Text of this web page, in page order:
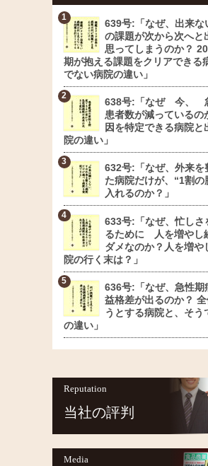
639号:「なぜ、出来な
の課題が次から次へと
思ってしまうのか？
期が抱える課題をクリアできる
でない病院の違い」
638号:「なぜ 今、
患者数が減っているの
因を特定できる病院と
院の違い」
632号:「なぜ、外来を
た病院だけが、“1割の
入れるのか？」
633号:「なぜ、忙しさ
るために 人を増やし
ダメなのか？人を増や
院の行く末は？」
636号:「なぜ、急性期
益格差が出るのか？
うとする病院と、そう
の違い」
Reputation
当社の評判
Media